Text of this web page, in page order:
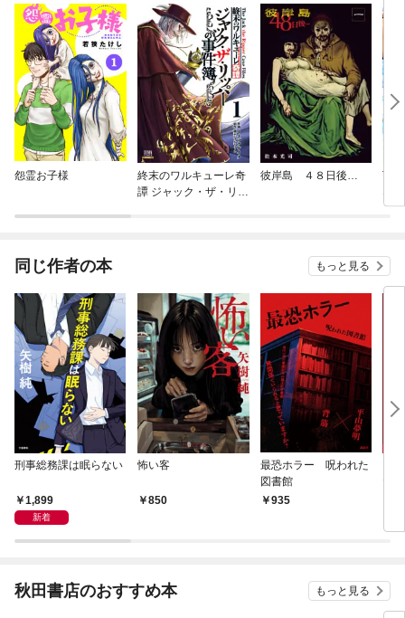
怨霊お子様
終末のワルキューレ奇
譚 ジャック・ザ・リッ
彼岸島 ４８日後…
な
同じ作者の本 もっと見る
刑事総務課は眠らない
1,899
新着
怖い客
850
最恐ホラー 呪われた
図書館
935
た
秋田書店のおすすめ本 もっと見る